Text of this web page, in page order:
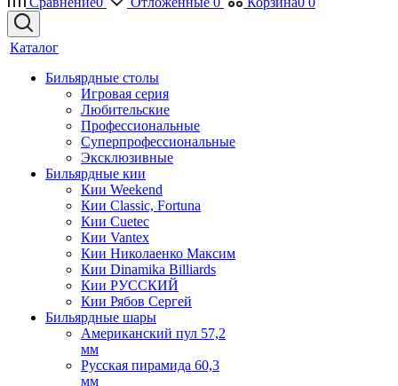
Каталог
Бильярдные столы
Игровая серия
Любительские
Профессиональные
Суперпрофессиональные
Эксклюзивные
Бильярдные кии
Кии Weekend
Кии Classic, Fortuna
Кии Cuetec
Кии Vantex
Кии Николаенко Максим
Кии Dinamika Billiards
Кии РУССКИЙ
Кии Рябов Сергей
Бильярдные шары
Американский пул 57,2
мм
Русская пирамида 60,3
мм